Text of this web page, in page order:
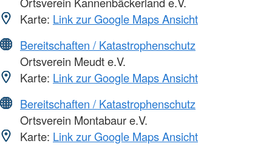
Karte: Link zur Google Maps Ansicht
Bereitschaften / Katastrophenschutz
Ortsverein Meudt e.V.
Karte: Link zur Google Maps Ansicht
Bereitschaften / Katastrophenschutz
Ortsverein Montabaur e.V.
Karte: Link zur Google Maps Ansicht